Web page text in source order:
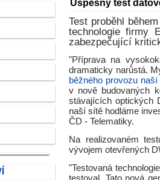
Úspěšný test
Test proběhl
technologie firmy
zabezpečující
"Příprava na
dramaticky narůstá.
běžného provozu
v nově budovaných
stávajících optických
naší sítě hodláme
ČD - Telematiky.
Na realizovaném
vývojem otevřených
"Testovaná